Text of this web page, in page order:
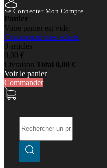
Se Connecter Mon Compte
Panier
Votre panier est vide.
Commencer mes achats
0 articles
0,00 €
Livraison Total 0,00 €
Voir le panier
Commander